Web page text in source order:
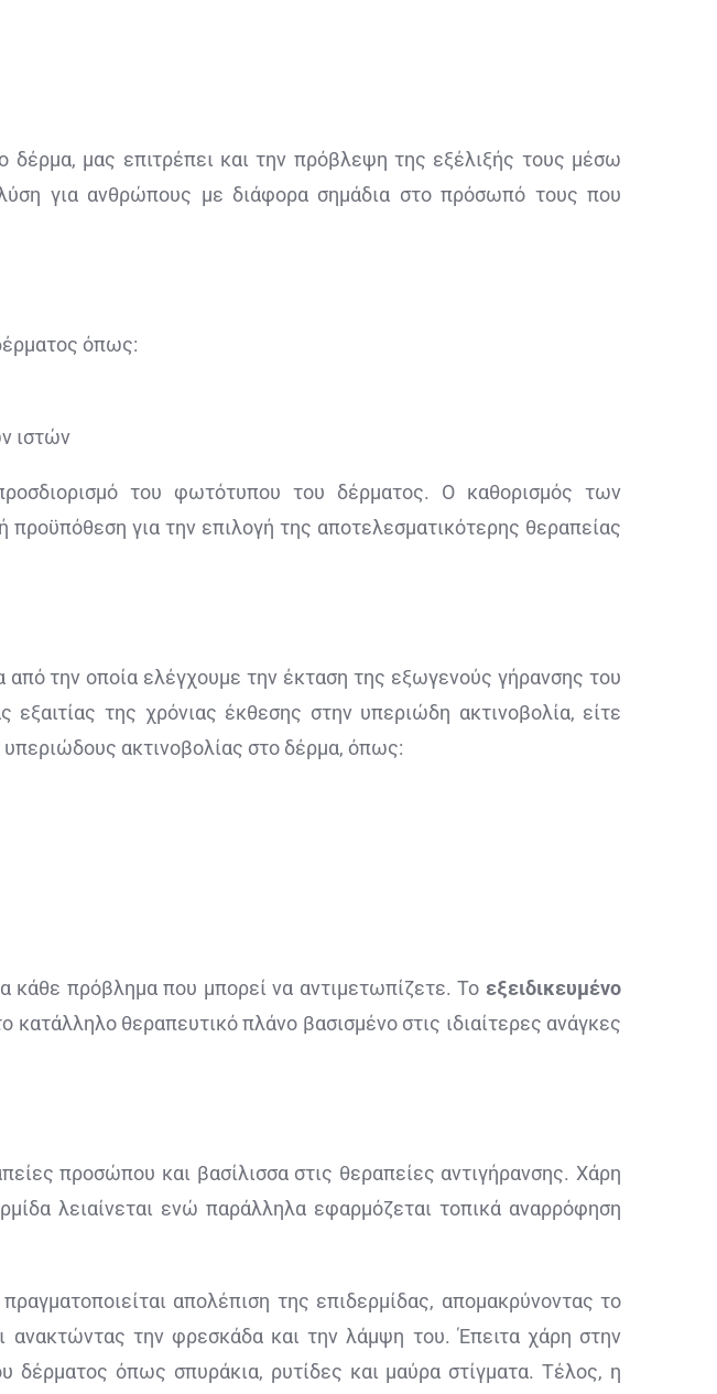
μας επιτρέπει και την πρόβλεψη της εξέλιξής τους μέσω
για ανθρώπους με διάφορα σημάδια στο πρόσωπό τους που
όπως:
ιστών
του φωτότυπου του δέρματος. Ο καθορισμός των
για την επιλογή της αποτελεσματικότερης θεραπείας
την οποία ελέγχουμε την έκταση της εξωγενούς γήρανσης του
της χρόνιας έκθεσης στην υπεριώδη ακτινοβολία, είτε
ακτινοβολίας στο δέρμα, όπως:
κάθε πρόβλημα που μπορεί να αντιμετωπίζετε. Το εξειδικευμένο
κατάλληλο θεραπευτικό πλάνο βασισμένο στις ιδιαίτερες ανάγκες
προσώπου και βασίλισσα στις θεραπείες αντιγήρανσης. Χάρη
λειαίνεται ενώ παράλληλα εφαρμόζεται τοπικά αναρρόφηση
απολέπιση της επιδερμίδας, απομακρύνοντας το
την φρεσκάδα και την λάμψη του. Έπειτα χάρη στην
δέρματος όπως σπυράκια, ρυτίδες και μαύρα στίγματα. Τέλος, η